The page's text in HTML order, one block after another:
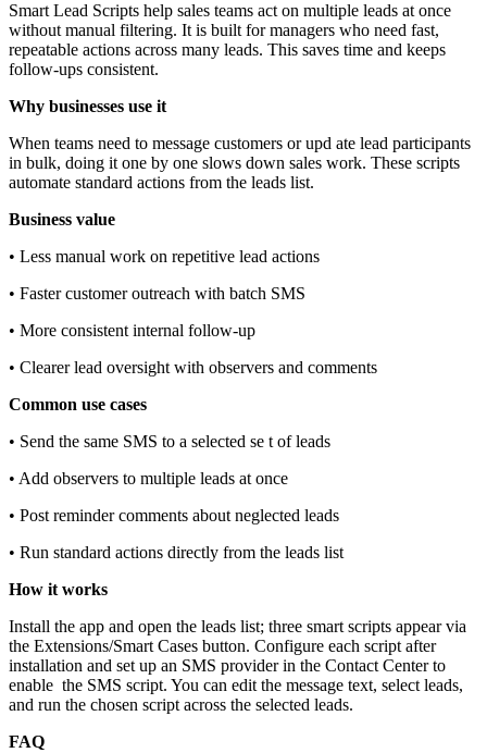
Smart Lead Scripts help sales teams act on multiple leads at once
without manual filtering. It is built for managers who need fast,
repeatable actions across many leads. This saves time and keeps
follow‑ups consistent.
Why businesses use it
When teams need to message customers or upd ate lead participants
in bulk, doing it one by one slows down sales work. These scripts
automate standard actions from the leads list.
Business value
• Less manual work on repetitive lead actions
• Faster customer outreach with batch SMS
• More consistent internal follow‑up
• Clearer lead oversight with observers and comments
Common use cases
• Send the same SMS to a selected se t of leads
• Add observers to multiple leads at once
• Post reminder comments about neglected leads
• Run standard actions directly from the leads list
How it works
Install the app and open the leads list; three smart scripts appear via
the Extensions/Smart Cases button. Configure each script after
installation and set up an SMS provider in the Contact Center to
enable the SMS script. You can edit the message text, select leads,
and run the chosen script across the selected leads.
FAQ